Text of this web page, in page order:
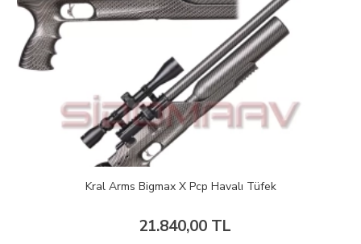
Kral Arms Bigmax X Pcp Havalı Tüfek
21.840,00 TL